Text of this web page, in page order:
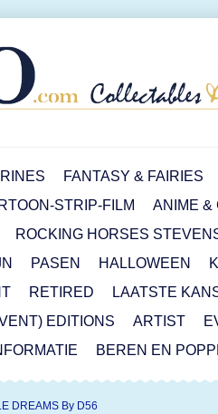
FANTASY & FAIRIES
STRIP-FILM
ANIME &
ROCKING HORSES
PASEN HALLOWEEN
RETIRED
LAATSTE
EDITIONS ARTIST
BEREN EN
DREAMS By D56